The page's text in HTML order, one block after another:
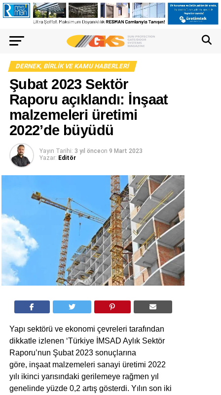
DERNEK, BIRLIK VE KAMU HABERLERI
Şubat 2023 Sektör
Raporu açıklandı: İnşaat
malzemeleri üretimi
2022’de büyüdü
Yayın Tarihi: 3 yıl önceon 9 Mart 2023
Yazar: Editör
Yapı sektörü ve ekonomi çevreleri tarafından
dikkatle izlenen ‘Türkiye İMSAD Aylık Sektör
Raporu’nun Şubat 2023 sonuçlarına
göre, inşaat malzemeleri sanayi üretimi 2022
yılı ikinci yarısındaki gerilemeye rağmen yıl
genelinde yüzde 0,2 artış gösterdi. Yılın son iki